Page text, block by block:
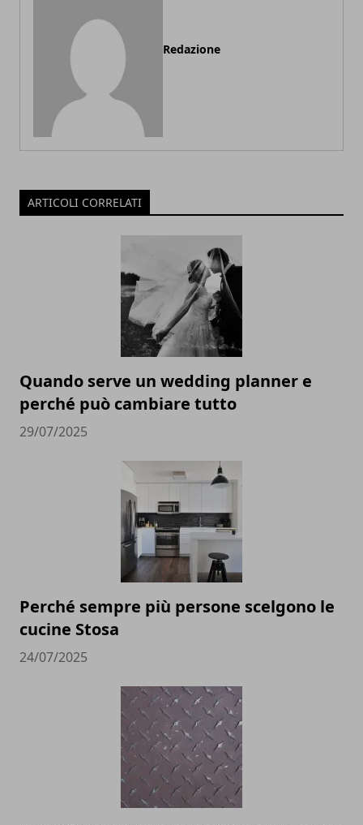
Redazione
ARTICOLI CORRELATI
Quando serve un wedding planner e
perché può cambiare tutto
29/07/2025
Perché sempre più persone scelgono le
cucine Stosa
24/07/2025